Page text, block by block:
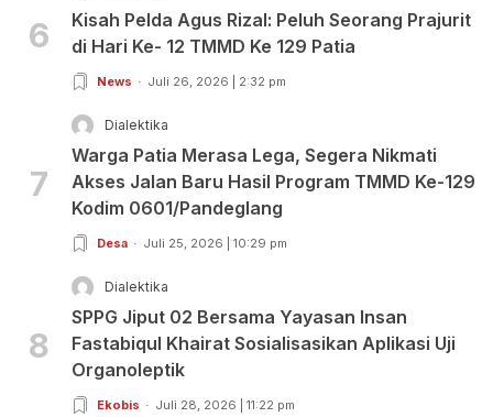
6
Kisah Pelda Agus Rizal: Peluh Seorang Prajurit
di Hari Ke- 12 TMMD Ke 129 Patia
News Juli 26, 2026 | 2:32 pm
7
Dialektika
Warga Patia Merasa Lega, Segera Nikmati
Akses Jalan Baru Hasil Program TMMD Ke-129
Kodim 0601/Pandeglang
Desa Juli 25, 2026 | 10:29 pm
8
Dialektika
SPPG Jiput 02 Bersama Yayasan Insan
Fastabiqul Khairat Sosialisasikan Aplikasi Uji
Organoleptik
Ekobis Juli 28, 2026 | 11:22 pm